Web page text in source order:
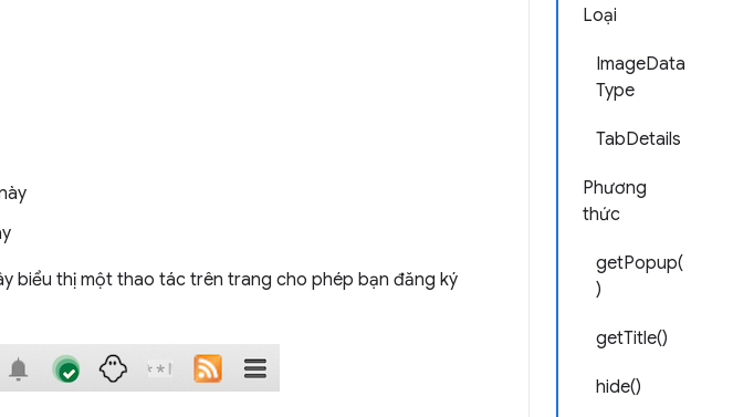
Loại
ImageData
Type
TabDetails
Phương
thức
getPopup(
)
getTitle()
hide()
biểu thị một thao tác trên trang cho phép bạn đăng ký